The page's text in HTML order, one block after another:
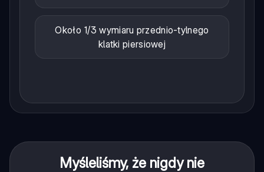
Około 1/3 wymiaru przednio-tylnego
klatki piersiowej
Myśleliśmy, że nigdy nie